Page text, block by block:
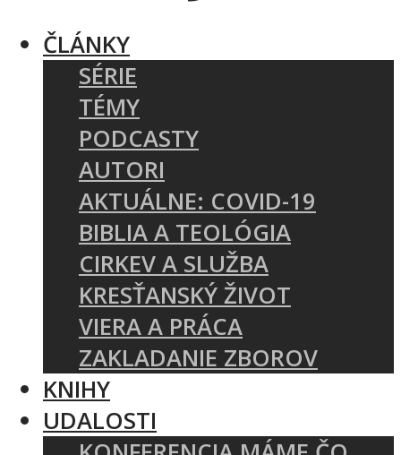
ČLÁNKY
SÉRIE
TÉMY
PODCASTY
AUTORI
AKTUÁLNE: COVID-19
BIBLIA A TEOLÓGIA
CIRKEV A SLUŽBA
KRESŤANSKÝ ŽIVOT
VIERA A PRÁCA
ZAKLADANIE ZBOROV
KNIHY
UDALOSTI